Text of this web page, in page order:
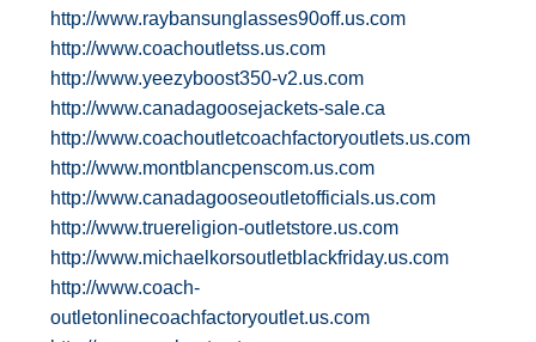
http://www.raybansunglasses90off.us.com
http://www.coachoutletss.us.com
http://www.yeezyboost350-v2.us.com
http://www.canadagoosejackets-sale.ca
http://www.coachoutletcoachfactoryoutlets.us.com
http://www.montblancpenscom.us.com
http://www.canadagooseoutletofficials.us.com
http://www.truereligion-outletstore.us.com
http://www.michaelkorsoutletblackfriday.us.com
http://www.coach-
outletonlinecoachfactoryoutlet.us.com